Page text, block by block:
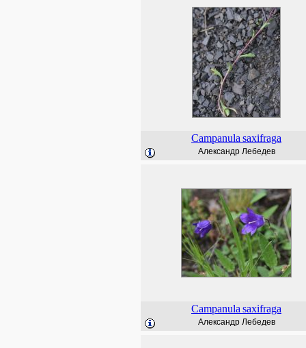
Campanula saxifraga
Александр Лебедев
Campanula saxifraga
Александр Лебедев